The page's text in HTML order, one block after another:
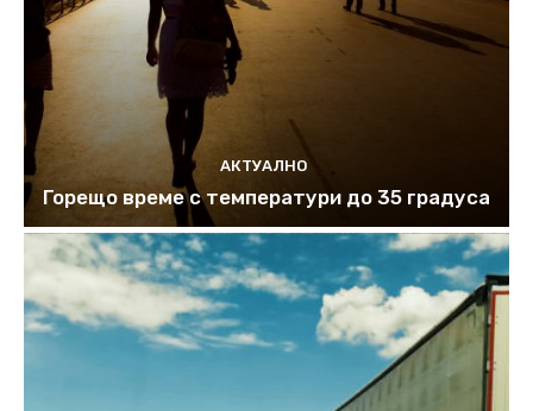
АКТУАЛНО
Горещо време с температури до 35 градуса